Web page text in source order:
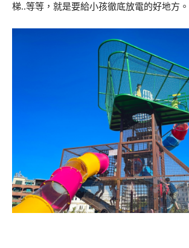
梯..等等，就是要給小孩徹底放電的好地方。